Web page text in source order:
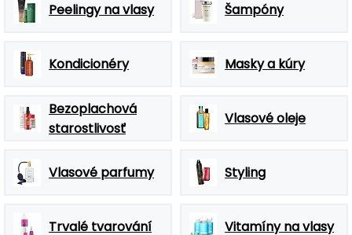
Peelingy na vlasy Šampóny
Kondicionéry Masky a kúry
Bezoplachová
starostlivosť
Vlasové oleje
Vlasové parfumy Styling
Trvalé tvarování Vitamíny na vlasy